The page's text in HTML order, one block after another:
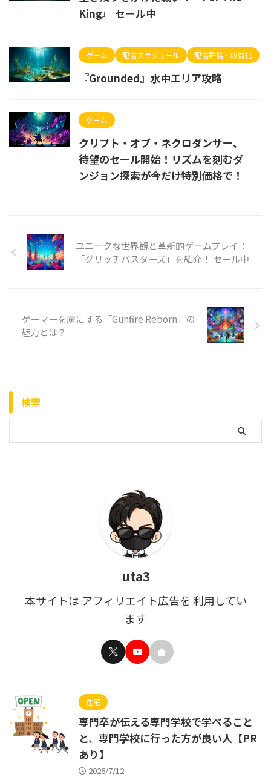
King』 セール中
ゲーム 配信スケジュール 配信許諾・収益化
『Grounded』水中エリア攻略
ゲーム
クリプト・オブ・ネクロダンサー、
待望のセール開始！リズムを刻むダ
ンジョン探索が今だけ特別価格で！
ユニークな世界観と革新的ゲームプレイ：
「グリッチバスターズ」を紹介！ セール中
ゲーマーを虜にする「Gunfire Reborn」の
魅力とは？
検索
uta3
本サイトは アフィリエイト広告を 利用してい
ます
在宅
専門卒が伝える専門学校で学べること
と、専門学校に行った方が良い人【PR
あり】
2026/7/12